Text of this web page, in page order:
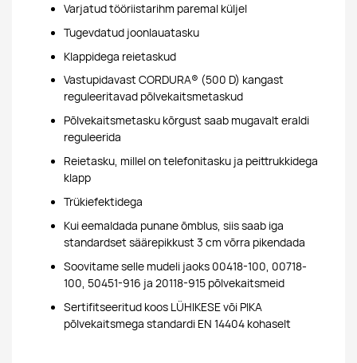
Varjatud tööriistarihm paremal küljel
Tugevdatud joonlauatasku
Klappidega reietaskud
Vastupidavast CORDURA® (500 D) kangast
reguleeritavad põlvekaitsmetaskud
Põlvekaitsmetasku kõrgust saab mugavalt eraldi
reguleerida
Reietasku, millel on telefonitasku ja peittrukkidega
klapp
Trükiefektidega
Kui eemaldada punane õmblus, siis saab iga
standardset säärepikkust 3 cm võrra pikendada
Soovitame selle mudeli jaoks 00418-100, 00718-
100, 50451-916 ja 20118-915 põlvekaitsmeid
Sertifitseeritud koos LÜHIKESE või PIKA
põlvekaitsmega standardi EN 14404 kohaselt